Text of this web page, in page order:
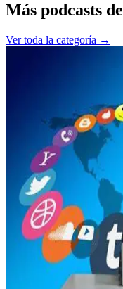
Más podcasts de
Ver toda la categoría →